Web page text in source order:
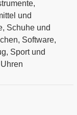
und
Schuhe und
Software,
Sport und